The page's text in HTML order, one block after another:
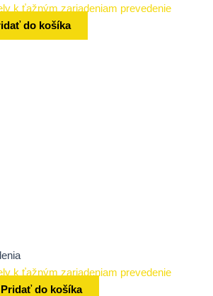
k ťažným zariadeniam prevedenie
do košíka
k ťažným zariadeniam prevedenie
Pridať do košíka